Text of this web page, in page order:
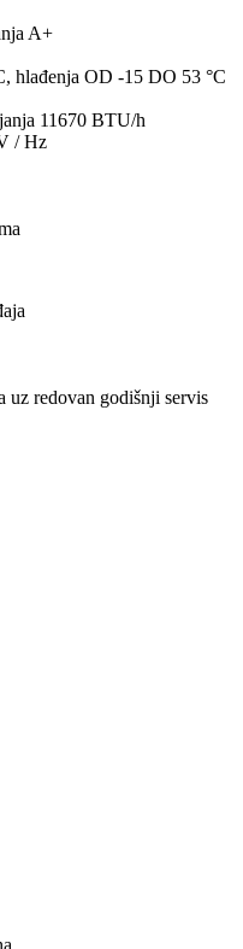
A+
hlađenja OD -15 DO 53 °C
11670 BTU/h
/ Hz
uz redovan godišnji servis